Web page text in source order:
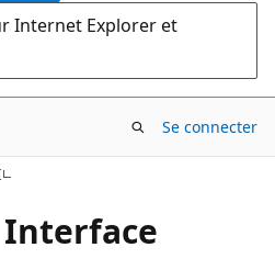
Internet Explorer et
Se connecter